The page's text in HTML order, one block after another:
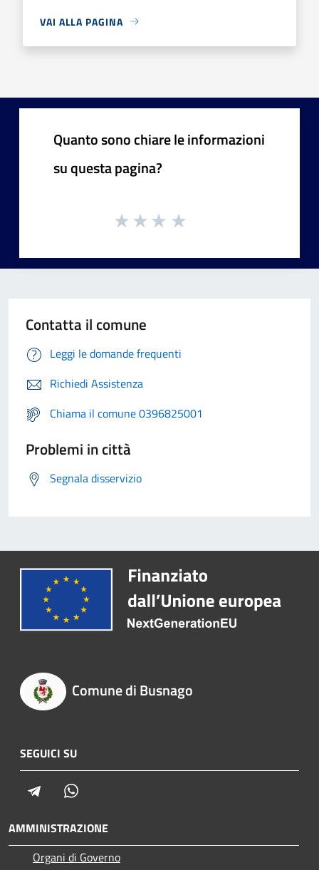
VAI ALLA PAGINA
Quanto sono chiare le informazioni
su questa pagina?
Contatta il comune
Leggi le domande frequenti
Richiedi Assistenza
Chiama il comune 0396825001
Problemi in città
Segnala disservizio
Comune di Busnago
SEGUICI SU
Telegram
AMMINISTRAZIONE
Organi di Governo